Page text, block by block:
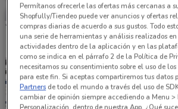
Permítanos ofrecerle las ofertas más cercanas a
Shopfully/Tiendeo puede ver anuncios y ofertas
compras diarias de acuerdo a sus gustos. Todo
una serie de herramientas y análisis realizados en
actividades dentro de la aplicación y en las
como se indica en el párrafo 2 de la Política de
necesitamos su consentimiento sobre el uso de
para este fin. Si aceptas compartiremos tus datos
Partners de todo el mundo a través del uso de
cambiar de opinión siempre accediendo a Menu
Personalización, dentro de nuestra App. ¿Qué